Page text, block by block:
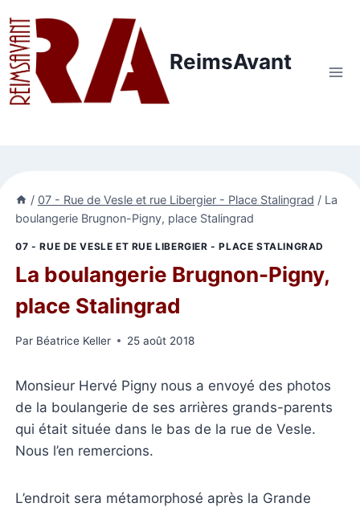
au
contenu
ReimsAvant
/ 07 - Rue de Vesle et rue Libergier - Place Stalingrad / La
boulangerie Brugnon-Pigny, place Stalingrad
07 - RUE DE VESLE ET RUE LIBERGIER - PLACE STALINGRAD
La boulangerie Brugnon-Pigny,
place Stalingrad
Par Béatrice Keller 25 août 2018
Monsieur Hervé Pigny nous a envoyé des photos
de la boulangerie de ses arrières grands-parents
qui était située dans le bas de la rue de Vesle.
Nous l’en remercions.
L’endroit sera métamorphosé après la Grande